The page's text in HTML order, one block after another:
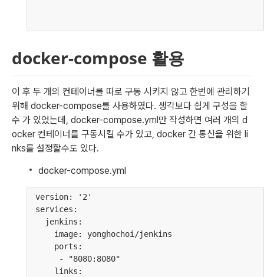
docker-compose 활용
이 후 두 개의 컨테이너를 따로 구동 시키지 않고 한번에 관리하기
위해 docker-compose를 사용하였다. 생각보다 쉽게 구성을 할
수 가 있었는데, docker-compose.yml만 작성하면 여러 개의 d
ocker 컨테이너를 구동시킬 수가 있고, docker 간 통신을 위한 li
nks를 설정할수도 있다.
docker-compose.yml
  version: '2'
  services:
jenkins:
image: yonghochoi/jenkins
ports:
- "8080:8080"
links: